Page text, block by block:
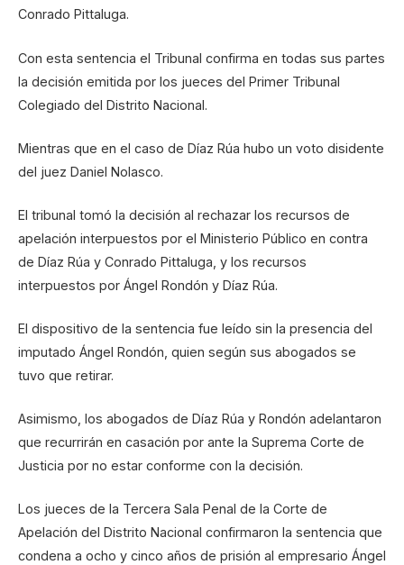
Conrado Pittaluga.
Con esta sentencia el Tribunal confirma en todas sus partes
la decisión emitida por los jueces del Primer Tribunal
Colegiado del Distrito Nacional.
Mientras que en el caso de Díaz Rúa hubo un voto disidente
del juez Daniel Nolasco.
El tribunal tomó la decisión al rechazar los recursos de
apelación interpuestos por el Ministerio Público en contra
de Díaz Rúa y Conrado Pittaluga, y los recursos
interpuestos por Ángel Rondón y Díaz Rúa.
El dispositivo de la sentencia fue leído sin la presencia del
imputado Ángel Rondón, quien según sus abogados se
tuvo que retirar.
Asimismo, los abogados de Díaz Rúa y Rondón adelantaron
que recurrirán en casación por ante la Suprema Corte de
Justicia por no estar conforme con la decisión.
Los jueces de la Tercera Sala Penal de la Corte de
Apelación del Distrito Nacional confirmaron la sentencia que
condena a ocho y cinco años de prisión al empresario Ángel